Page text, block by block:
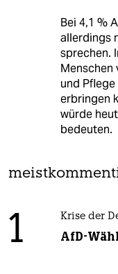
Bei 4,1 %
allerdings
sprechen.
Menschen
und
erbringen
würde
bedeuten.
1 Krise der
AfD-